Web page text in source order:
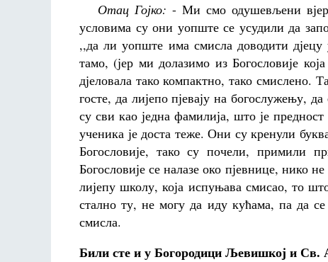
Отац Гојко: - Ми смо одушевљени
условима су они уопште се усудили да
,,да ли уопште има смисла доводити дјецу
тамо, (јер ми долазимо из Богословије
дјеловала тако компактно, тако смислено.
госте, да лијепо пјевају на богослужењу,
су сви као једна фамилија, што је
ученика је доста теже. Они су кренули
Богословије, тако су почели, примили
Богословије се налазе око пјевнице, нико
лијепу школу, која испуњава смисао, то
стално ту, не могу да иду кућама, па да
смисла.
Били сте и у Богородици Љевишкој и Св.